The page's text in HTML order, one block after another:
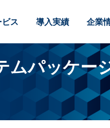
ス 導入実績 企業
ムパッケー